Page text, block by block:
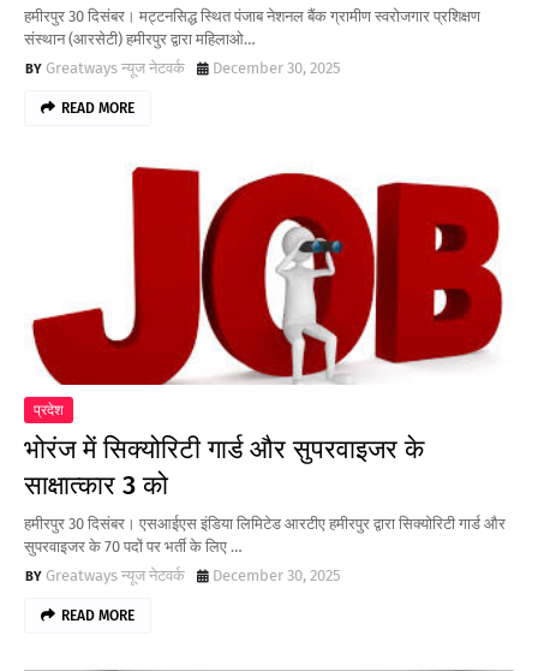
हमीरपुर 30 दिसंबर। मट्टनसिद्ध स्थित पंजाब नेशनल बैंक ग्रामीण स्वरोजगार प्रशिक्षण
संस्थान (आरसेटी) हमीरपुर द्वारा महिलाओ…
Greatways न्यूज नेटवर्क
December 30, 2025
READ MORE
प्रदेश
भोरंज में सिक्योरिटी गार्ड और सुपरवाइजर के
साक्षात्कार 3 को
हमीरपुर 30 दिसंबर। एसआईएस इंडिया लिमिटेड आरटीए हमीरपुर द्वारा सिक्योरिटी गार्ड और
सुपरवाइजर के 70 पदों पर भर्ती के लिए …
Greatways न्यूज नेटवर्क
December 30, 2025
READ MORE